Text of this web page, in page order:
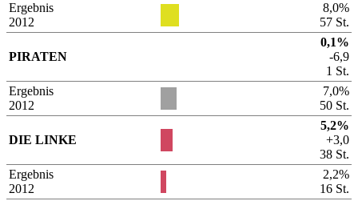
Ergebnis
2012
8,0%
57 St.
PIRATEN
0,1%
-6,9
1 St.
Ergebnis
2012
7,0%
50 St.
DIE LINKE
5,2%
+3,0
38 St.
Ergebnis
2012
2,2%
16 St.